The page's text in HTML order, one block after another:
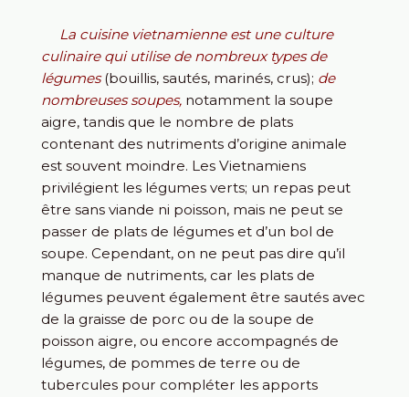
La cuisine vietnamienne est une culture
culinaire qui utilise de nombreux types de
légumes (bouillis, sautés, marinés, crus); de
nombreuses soupes, notamment la soupe
aigre, tandis que le nombre de plats
contenant des nutriments d’origine animale
est souvent moindre. Les Vietnamiens
privilégient les légumes verts; un repas peut
être sans viande ni poisson, mais ne peut se
passer de plats de légumes et d’un bol de
soupe. Cependant, on ne peut pas dire qu’il
manque de nutriments, car les plats de
légumes peuvent également être sautés avec
de la graisse de porc ou de la soupe de
poisson aigre, ou encore accompagnés de
légumes, de pommes de terre ou de
tubercules pour compléter les apports